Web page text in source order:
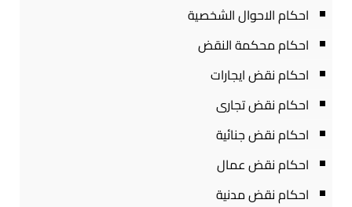
احكام الاحوال الشخصية
احكام محكمة النقض
احكام نقض ايجارات
احكام نقض تجارى
احكام نقض جنائية
احكام نقض عمال
احكام نقض مدنية